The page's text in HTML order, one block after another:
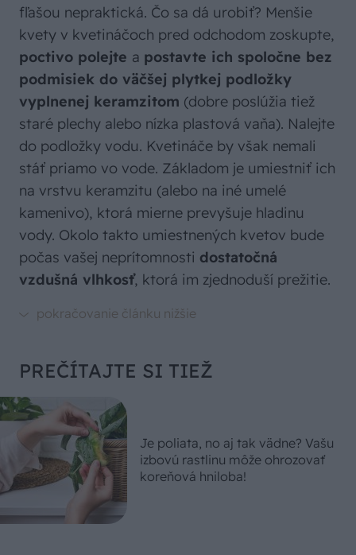
fľašou nepraktická. Čo sa dá urobiť? Menšie
kvety v kvetináčoch pred odchodom zoskupte,
poctivo polejte a postavte ich spoločne bez
podmisiek do väčšej plytkej podložky
vyplnenej keramzitom (dobre poslúžia tiež
staré plechy alebo nízka plastová vaňa). Nalejte
do podložky vodu. Kvetináče by však nemali
stáť priamo vo vode. Základom je umiestniť ich
na vrstvu keramzitu (alebo na iné umelé
kamenivo), ktorá mierne prevyšuje hladinu
vody. Okolo takto umiestnených kvetov bude
počas vašej neprítomnosti dostatočná
vzdušná vlhkosť, ktorá im zjednoduší prežitie.
PREČÍTAJTE SI TIEŽ
Je poliata, no aj tak vädne? Vašu
izbovú rastlinu môže ohrozovať
koreňová hniloba!